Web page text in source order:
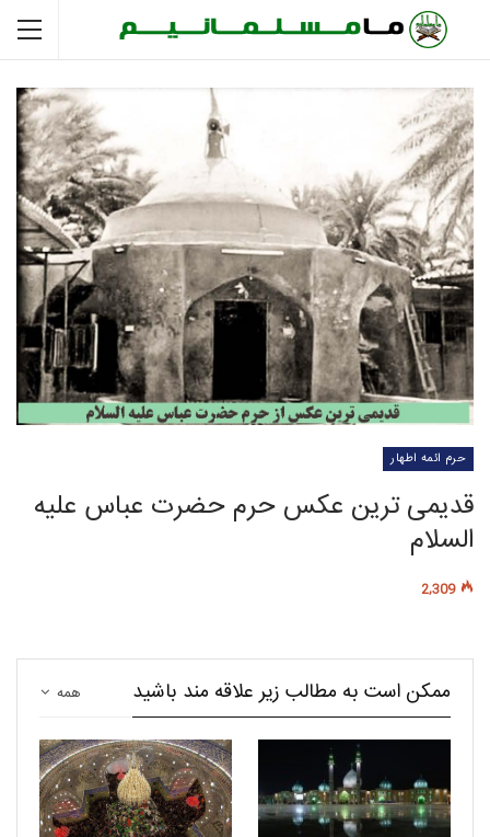
حرم ائمه اطهار
قدیمی ترین عکس حرم حضرت عباس علیه
السلام
2,309
همه ممکن است به مطالب زیر علاقه مند باشید